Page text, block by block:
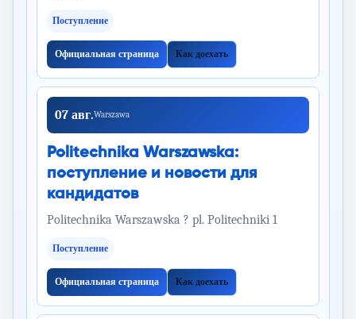
Поступление
Официальная страница Как доехать
07 авг.Warszawa
Politechnika Warszawska:
поступление и новости для
кандидатов
Politechnika Warszawska ? pl. Politechniki 1
Поступление
Официальная страница Как доехать